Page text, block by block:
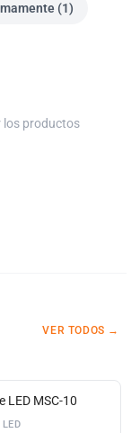
(1)
los productos
VER TODOS →
LED